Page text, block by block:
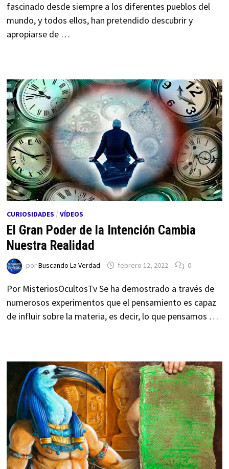
fascinado desde siempre a los diferentes pueblos del
mundo, y todos ellos, han pretendido descubrir y
apropiarse de …
CURIOSIDADES / VÍDEOS
El Gran Poder de la Intención Cambia
Nuestra Realidad
porBuscando La Verdad febrero 12, 2022 0
Por MisteriosOcultosTv Se ha demostrado a través de
numerosos experimentos que el pensamiento es capaz
de influir sobre la materia, es decir, lo que pensamos …